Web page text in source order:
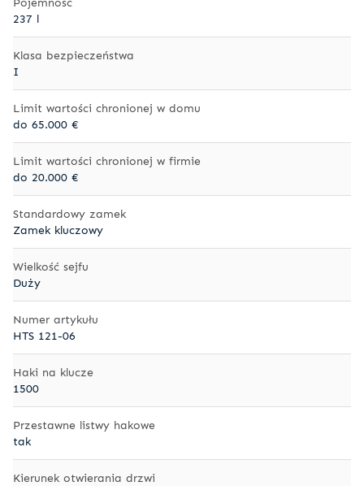
237 l
Klasa bezpieczeństwa
I
Limit wartości chronionej w domu
do 65.000 €
Limit wartości chronionej w firmie
do 20.000 €
Standardowy zamek
Zamek kluczowy
Wielkość sejfu
Duży
Numer artykułu
HTS 121-06
Haki na klucze
1500
Przestawne listwy hakowe
tak
Kierunek otwierania drzwi